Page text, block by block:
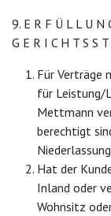
9. E R F Ü L L U N
G E R I C H T S S
Für Verträge
für Leistung/
Mettmann
berechtigt
Hat der
Inland oder
Wohnsitz